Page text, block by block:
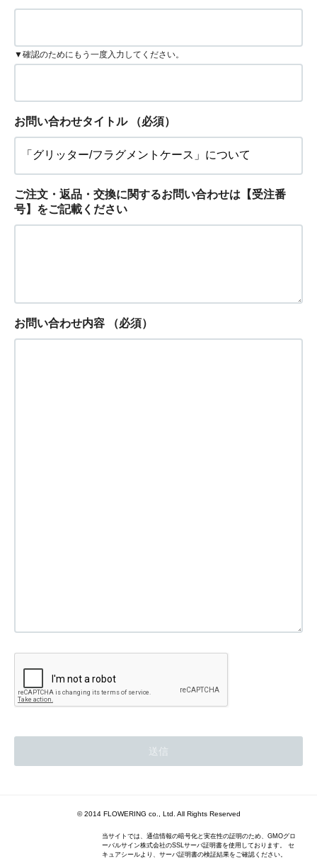
▼確認のためにもう一度入力してください。
お問い合わせタイトル （必須）
ご注文・返品・交換に関するお問い合わせは【受注番
号】をご記載ください
お問い合わせ内容 （必須）
© 2014 FLOWERING co., Ltd. All Rights Reserved
当サイトでは、通信情報の暗号化と実在性の証明のため、GMOグロ
ーバルサイン株式会社のSSLサーバ証明書を使用しております。 セ
キュアシールより、サーバ証明書の検証結果をご確認ください。